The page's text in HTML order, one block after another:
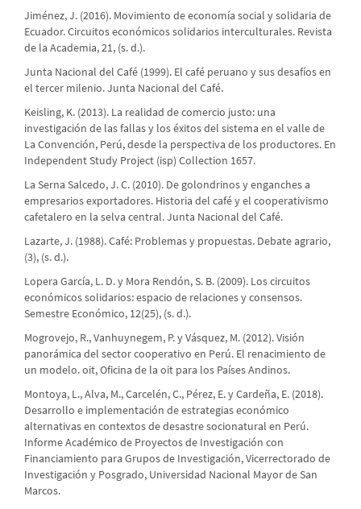
Jiménez, J. (2016). Movimiento de economía social y solidaria de
Ecuador. Circuitos económicos solidarios interculturales. Revista
de la Academia, 21, (s. d.).
Junta Nacional del Café (1999). El café peruano y sus desafíos en
el tercer milenio. Junta Nacional del Café.
Keisling, K. (2013). La realidad de comercio justo: una
investigación de las fallas y los éxitos del sistema en el valle de
La Convención, Perú, desde la perspectiva de los productores. En
Independent Study Project (isp) Collection 1657.
La Serna Salcedo, J. C. (2010). De golondrinos y enganches a
empresarios exportadores. Historia del café y el cooperativismo
cafetalero en la selva central. Junta Nacional del Café.
Lazarte, J. (1988). Café: Problemas y propuestas. Debate agrario,
(3), (s. d.).
Lopera García, L. D. y Mora Rendón, S. B. (2009). Los circuitos
económicos solidarios: espacio de relaciones y consensos.
Semestre Económico, 12(25), (s. d.).
Mogrovejo, R., Vanhuynegem, P. y Vásquez, M. (2012). Visión
panorámica del sector cooperativo en Perú. El renacimiento de
un modelo. oit, Oficina de la oit para los Países Andinos.
Montoya, L., Alva, M., Carcelén, C., Pérez, E. y Cardeña, E. (2018).
Desarrollo e implementación de estrategias económico
alternativas en contextos de desastre socionatural en Perú.
Informe Académico de Proyectos de Investigación con
Financiamiento para Grupos de Investigación, Vicerrectorado de
Investigación y Posgrado, Universidad Nacional Mayor de San
Marcos.